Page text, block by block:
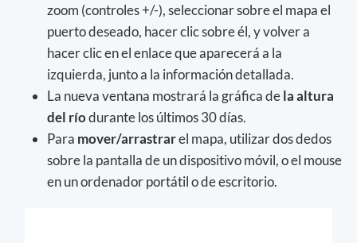
zoom (controles +/-), seleccionar sobre el mapa el
puerto deseado, hacer clic sobre él, y volver a
hacer clic en el enlace que aparecerá a la
izquierda, junto a la información detallada.
La nueva ventana mostrará la gráfica dela altura
del ríodurante los últimos 30 días.
Para mover/arrastrarel mapa, utilizar dos dedos
sobre la pantalla de un dispositivo móvil, o el mouse
en un ordenador portátil o de escritorio.